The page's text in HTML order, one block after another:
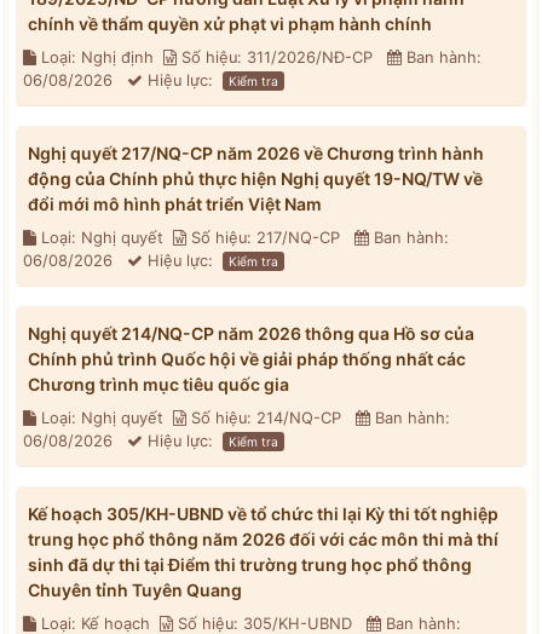
chính về thẩm quyền xử phạt vi phạm hành chính
Loại: Nghị định Số hiệu: 311/2026/NĐ-CP
Ban hành:
06/08/2026
Hiệu lực: Kiểm tra
Nghị quyết 217/NQ-CP năm 2026 về Chương trình hành
động của Chính phủ thực hiện Nghị quyết 19-NQ/TW về
đổi mới mô hình phát triển Việt Nam
Loại: Nghị quyết Số hiệu: 217/NQ-CP
Ban hành:
06/08/2026
Hiệu lực: Kiểm tra
Nghị quyết 214/NQ-CP năm 2026 thông qua Hồ sơ của
Chính phủ trình Quốc hội về giải pháp thống nhất các
Chương trình mục tiêu quốc gia
Loại: Nghị quyết Số hiệu: 214/NQ-CP
Ban hành:
06/08/2026
Hiệu lực: Kiểm tra
Kế hoạch 305/KH-UBND về tổ chức thi lại Kỳ thi tốt nghiệp
trung học phổ thông năm 2026 đối với các môn thi mà thí
sinh đã dự thi tại Điểm thi trường trung học phổ thông
Chuyên tỉnh Tuyên Quang
Loại: Kế hoạch Số hiệu: 305/KH-UBND
Ban hành: